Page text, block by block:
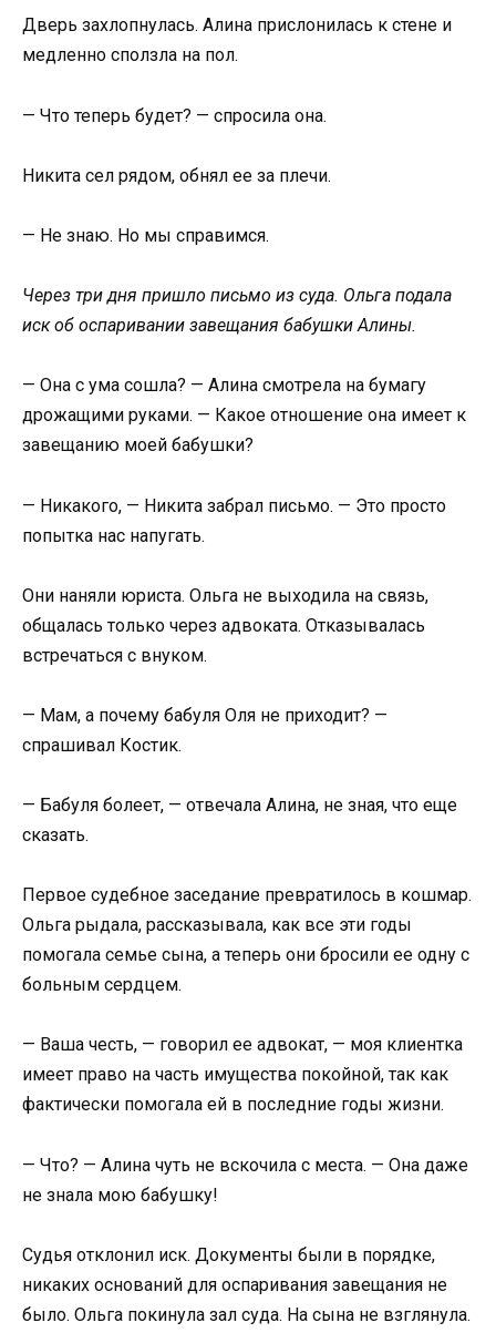
Дверь захлопнулась. Алина прислонилась к стене и
медленно сползла на пол.
— Что теперь будет? — спросила она.
Никита сел рядом, обнял ее за плечи.
— Не знаю. Но мы справимся.
Через три дня пришло письмо из суда. Ольга подала
иск об оспаривании завещания бабушки Алины.
— Она с ума сошла? — Алина смотрела на бумагу
дрожащими руками. — Какое отношение она имеет к
завещанию моей бабушки?
— Никакого, — Никита забрал письмо. — Это просто
попытка нас напугать.
Они наняли юриста. Ольга не выходила на связь,
общалась только через адвоката. Отказывалась
встречаться с внуком.
— Мам, а почему бабуля Оля не приходит? —
спрашивал Костик.
— Бабуля болеет, — отвечала Алина, не зная, что еще
сказать.
Первое судебное заседание превратилось в кошмар.
Ольга рыдала, рассказывала, как все эти годы
помогала семье сына, а теперь они бросили ее одну с
больным сердцем.
— Ваша честь, — говорил ее адвокат, — моя клиентка
имеет право на часть имущества покойной, так как
фактически помогала ей в последние годы жизни.
— Что? — Алина чуть не вскочила с места. — Она даже
не знала мою бабушку!
Судья отклонил иск. Документы были в порядке,
никаких оснований для оспаривания завещания не
было. Ольга покинула зал суда. На сына не взглянула.